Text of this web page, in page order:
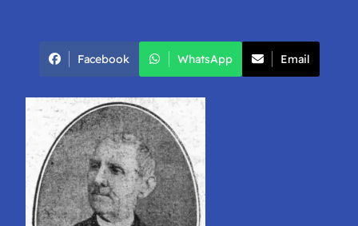
Facebook WhatsApp Email